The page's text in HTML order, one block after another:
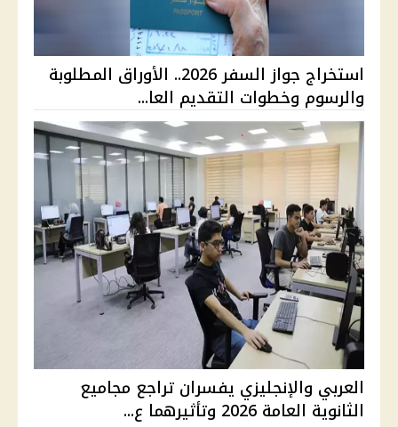
استخراج جواز السفر 2026.. الأوراق المطلوبة
والرسوم وخطوات التقديم العا...
العربي والإنجليزي يفسران تراجع مجاميع
الثانوية العامة 2026 وتأثيرهما ع...